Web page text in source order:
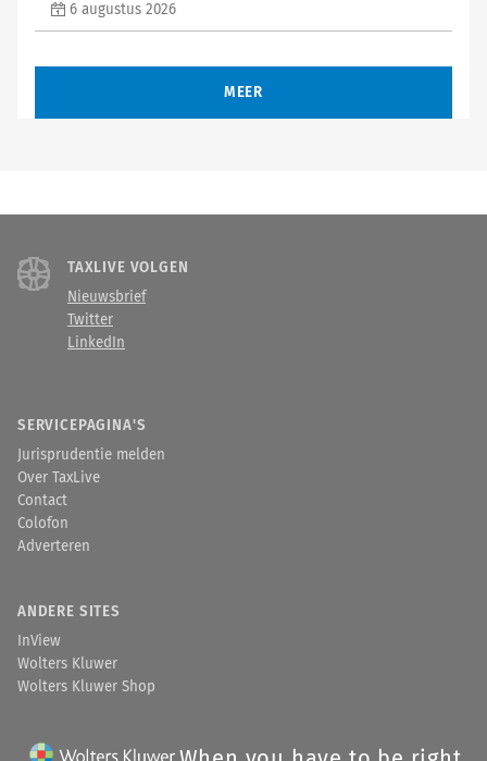
6 augustus 2026
MEER
TAXLIVE VOLGEN
Nieuwsbrief
Twitter
LinkedIn
SERVICEPAGINA'S
Jurisprudentie melden
Over TaxLive
Contact
Colofon
Adverteren
ANDERE SITES
InView
Wolters Kluwer
Wolters Kluwer Shop